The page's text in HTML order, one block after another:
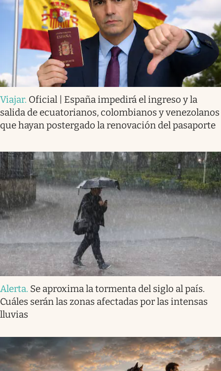
Viajar. Oficial | España impedirá el ingreso y la
salida de ecuatorianos, colombianos y venezolanos
que hayan postergado la renovación del pasaporte
Alerta. Se aproxima la tormenta del siglo al país.
Cuáles serán las zonas afectadas por las intensas
lluvias